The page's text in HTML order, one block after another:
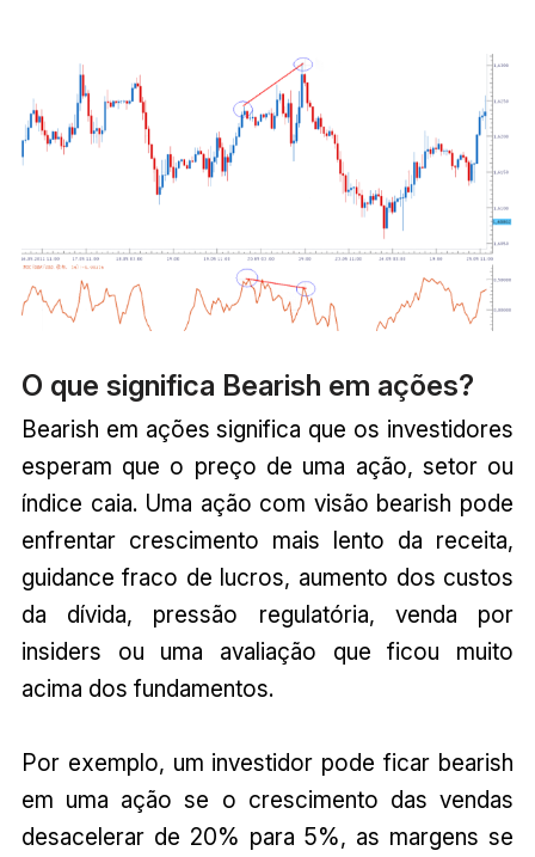
O que significa Bearish em ações?
Bearish em ações significa que os investidores
esperam que o preço de uma ação, setor ou
índice caia. Uma ação com visão bearish pode
enfrentar crescimento mais lento da receita,
guidance fraco de lucros, aumento dos custos
da dívida, pressão regulatória, venda por
insiders ou uma avaliação que ficou muito
acima dos fundamentos.
Por exemplo, um investidor pode ficar bearish
em uma ação se o crescimento das vendas
desacelerar de 20% para 5%, as margens se